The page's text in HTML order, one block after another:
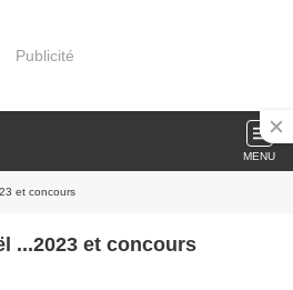
Publicité
MENU
et concours
...2023 et concours